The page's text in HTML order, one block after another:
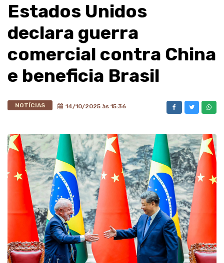
Estados Unidos
declara guerra
comercial contra China
e beneficia Brasil
NOTÍCIAS 14/10/2025 às 15:36